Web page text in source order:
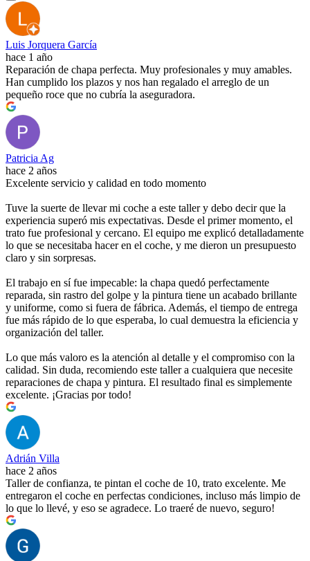
Luis Jorquera García
hace 1 año
Reparación de chapa perfecta. Muy profesionales y muy amables.
Han cumplido los plazos y nos han regalado el arreglo de un
pequeño roce que no cubría la aseguradora.
Patricia Ag
hace 2 años
Excelente servicio y calidad en todo momento
Tuve la suerte de llevar mi coche a este taller y debo decir que la
experiencia superó mis expectativas. Desde el primer momento, el
trato fue profesional y cercano. El equipo me explicó detalladamente
lo que se necesitaba hacer en el coche, y me dieron un presupuesto
claro y sin sorpresas.
El trabajo en sí fue impecable: la chapa quedó perfectamente
reparada, sin rastro del golpe y la pintura tiene un acabado brillante
y uniforme, como si fuera de fábrica. Además, el tiempo de entrega
fue más rápido de lo que esperaba, lo cual demuestra la eficiencia y
organización del taller.
Lo que más valoro es la atención al detalle y el compromiso con la
calidad. Sin duda, recomiendo este taller a cualquiera que necesite
reparaciones de chapa y pintura. El resultado final es simplemente
excelente. ¡Gracias por todo!
Adrián Villa
hace 2 años
Taller de confianza, te pintan el coche de 10, trato excelente. Me
entregaron el coche en perfectas condiciones, incluso más limpio de
lo que lo llevé, y eso se agradece. Lo traeré de nuevo, seguro!